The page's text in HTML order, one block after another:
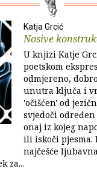
Katja Grcić
Nosive
U knjizi Katje
poetskom
odmjereno,
unutra ključa i
'očišćen' od
svjedoči
onaj iz kojeg
ili iskoči pjesma.
najčešće
za...